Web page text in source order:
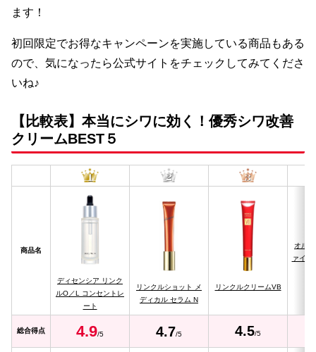
ます！
初回限定でお得なキャンペーンを実施している商品もある
ので、気になったら公式サイトをチェックしてみてくださ
いね♪
【比較表】本当にシワに効く！優秀シワ改善
クリームBEST５
商品名
ディセンシア リンク
ルO／L コンセントレ
ート
リンクルショット メ
ディカル セラム N
リンクルクリームVB
オル
ァイタ
総合得点 4.9/5 4.7/5 4.5/5